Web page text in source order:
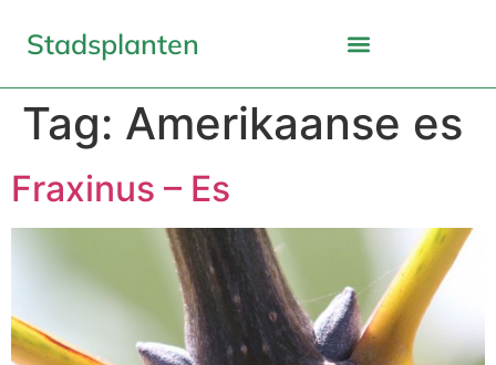
Stadsplanten
Tag: Amerikaanse es
Fraxinus – Es